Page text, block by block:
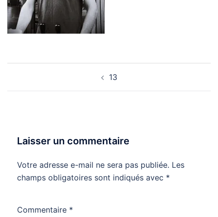
13
Laisser un commentaire
Votre adresse e-mail ne sera pas publiée. Les
champs obligatoires sont indiqués avec *
Commentaire *